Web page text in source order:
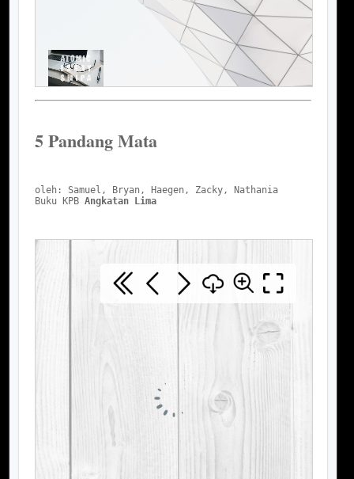
5 Pandang Mata
oleh: Samuel, Bryan, Haegen, Zacky, Nathania
Buku KPB Angkatan Lima